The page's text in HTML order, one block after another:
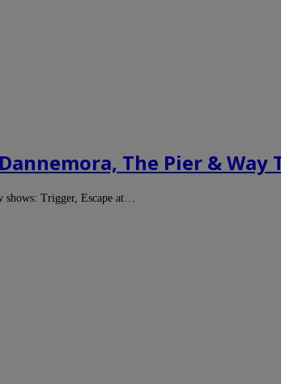
The Pier & Way
Trigger, Escape at…